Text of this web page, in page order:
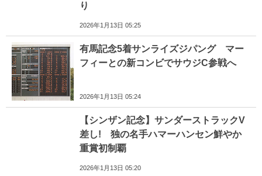
り
2026年1月13日 05:25
有馬記念5着サンライズジパング マー
フィーとの新コンビでサウジC参戦へ
2026年1月13日 05:24
【シンザン記念】サンダーストラックV
差し! 独の名手ハマーハンセン鮮やか
重賞初制覇
2026年1月13日 05:20